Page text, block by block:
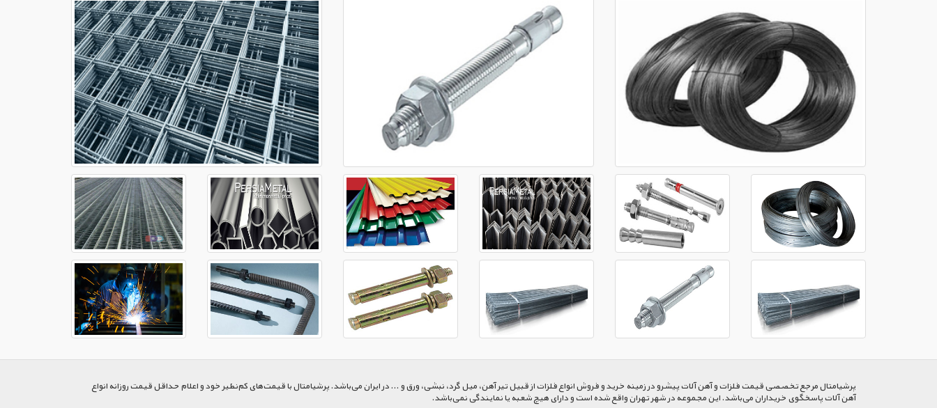
پرشیا‌متال مرجع تخصصی قیمت فلزات و آهن آلات پیشرو در زمینه خرید و فروش انواع فلزات از قبیل تیر آهن، میل گرد، نبشی، ورق و ... در ایران می‌باشد. پرشیامتال با قیمت‌های کم‌نظیر خود و اعلام حداقل قیمت روزانه انواع
آهن آلات پاسخگوی خریداران می‌باشد. این مجموعه در شهر تهران واقع شده است و دارای هیچ شعبه یا نمایندگی نمی‌باشد.